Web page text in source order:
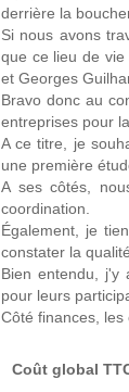
derrière la
Si nous avons
que ce lieu de
et Georges
Bravo donc au
entreprises pour
A ce titre, je
une première
A ses côtés,
coordination.
Également, je
constater la
Bien entendu, j'y
pour leurs
Côté finances, les
Coût global